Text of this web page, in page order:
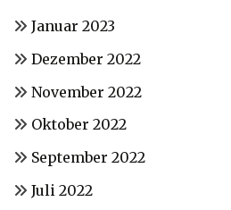
Januar 2023
Dezember 2022
November 2022
Oktober 2022
September 2022
Juli 2022